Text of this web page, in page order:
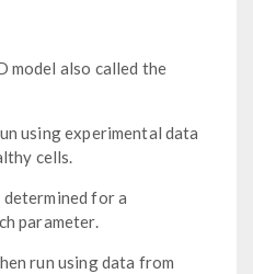
model also called the
using experimental data
cells.
determined for a
parameter.
run using data from